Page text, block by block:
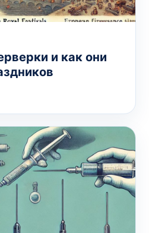
и как они